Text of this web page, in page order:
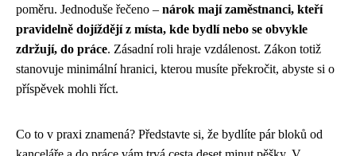
poměru. Jednoduše řečeno – nárok mají zaměstnanci, kteří
pravidelně dojíždějí z místa, kde bydlí nebo se obvykle
zdržují, do práce. Zásadní roli hraje vzdálenost. Zákon totiž
stanovuje minimální hranici, kterou musíte překročit, abyste si o
příspěvek mohli říct.
Co to v praxi znamená? Představte si, že bydlíte pár bloků od